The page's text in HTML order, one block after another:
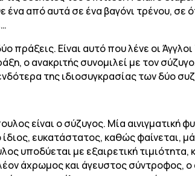
από αυτά σε ένα βαγόνι τρένου,
πράξεις. Είναι αυτό που λένε οι
ο ανακριτής συνομιλεί με τον
της ιδιοσυγκρασίας των δύο
είναι ο σύζυγος. Μία
ευκατάστατος, καθώς φαίνεται,
υποδύεται με εξαιρετική
άχρωμος και άγευστος σύντροφος,